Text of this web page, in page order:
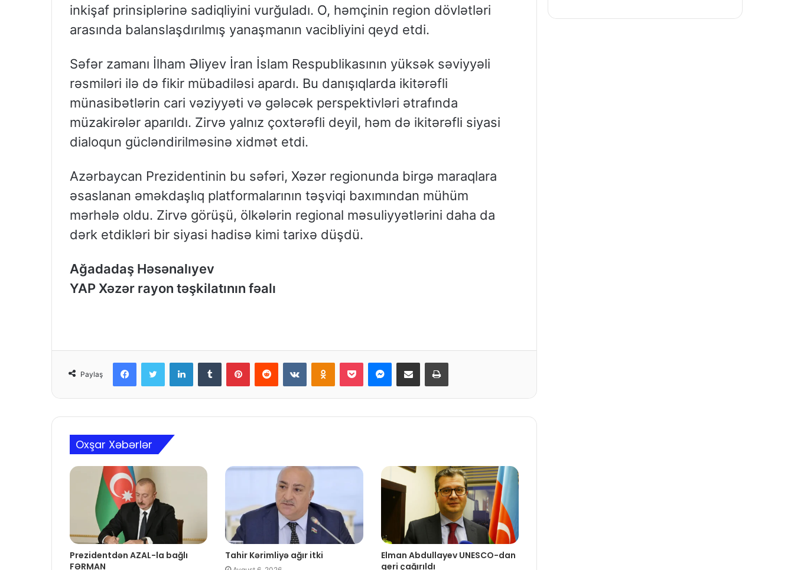
inkişaf prinsiplərinə sadiqliyini vurğuladı. O, həmçinin region dövlətləri
arasında balanslaşdırılmış yanaşmanın vacibliyini qeyd etdi.
Səfər zamanı İlham Əliyev İran İslam Respublikasının yüksək səviyyəli
rəsmiləri ilə də fikir mübadiləsi apardı. Bu danışıqlarda ikitərəfli
münasibətlərin cari vəziyyəti və gələcək perspektivləri ətrafında
müzakirələr aparıldı. Zirvə yalnız çoxtərəfli deyil, həm də ikitərəfli siyasi
dialoqun gücləndirilməsinə xidmət etdi.
Azərbaycan Prezidentinin bu səfəri, Xəzər regionunda birgə maraqlara
əsaslanan əməkdaşlıq platformalarının təşviqi baxımından mühüm
mərhələ oldu. Zirvə görüşü, ölkələrin regional məsuliyyətlərini daha da
dərk etdikləri bir siyasi hadisə kimi tarixə düşdü.
Ağadadaş Həsənalıyev
YAP Xəzər rayon təşkilatının fəalı
Paylaş
Oxşar Xəbərlər
Prezidentdən AZAL-la bağlı
FƏRMAN
Tahir Kərimliyə ağır itki
Elman Abdullayev UNESCO-dan
geri çağırıldı